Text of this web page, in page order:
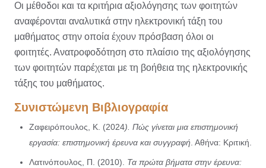
Οι μέθοδοι και τα κριτήρια αξιολόγησης των φοιτητών
αναφέρονται αναλυτικά στην ηλεκτρονική τάξη του
μαθήματος στην οποία έχουν πρόσβαση όλοι οι
φοιτητές. Ανατροφοδότηση στο πλαίσιο της αξιολόγησης
των φοιτητών παρέχεται με τη βοήθεια της ηλεκτρονικής
τάξης του μαθήματος.
Συνιστώμενη Βιβλιογραφία
Ζαφειρόπουλος, Κ. (2024). Πώς γίνεται μια επιστημονική
εργασία: επιστημονική έρευνα και συγγραφή. Αθήνα: Κριτική.
Λατινόπουλος, Π. (2010). Τα πρώτα βήματα στην έρευνα: